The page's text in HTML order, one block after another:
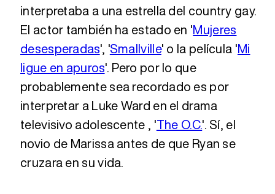
interpretaba a una estrella del country gay.
El actor también ha estado en 'Mujeres
desesperadas', 'Smallville' o la película 'Mi
ligue en apuros'. Pero por lo que
probablemente sea recordado es por
interpretar a Luke Ward en el drama
televisivo adolescente , 'The O.C.'. Sí, el
novio de Marissa antes de que Ryan se
cruzara en su vida.